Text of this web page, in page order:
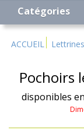
Catégories
ACCUEIL
Pochoirs
disponibles